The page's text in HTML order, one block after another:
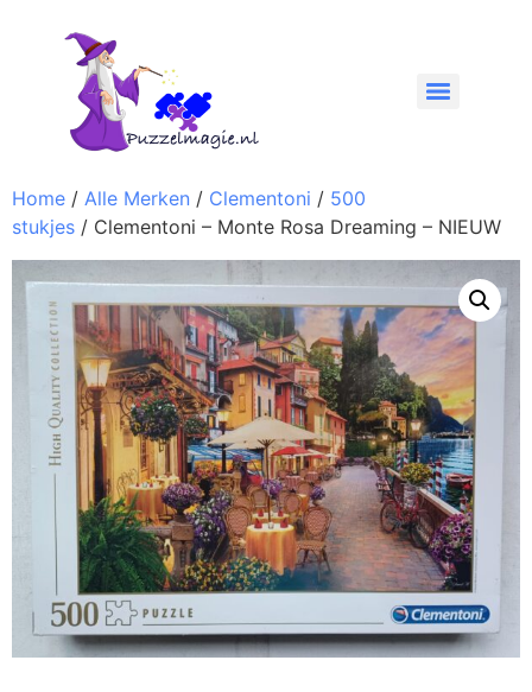
Home / Alle Merken / Clementoni / 500
stukjes / Clementoni – Monte Rosa Dreaming – NIEUW